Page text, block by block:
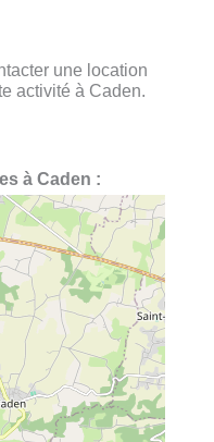
une location
activité à Caden.
à Caden :